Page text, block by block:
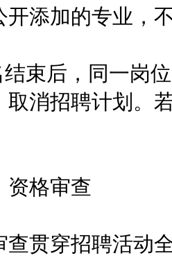
开添加的专业，
后，同一岗位
取消招聘计划。
格审查
穿招聘活动全